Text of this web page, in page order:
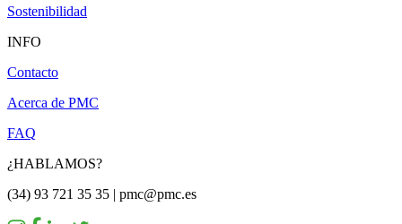
Sostenibilidad
INFO
Contacto
Acerca de PMC
FAQ
¿HABLAMOS?
(34) 93 721 35 35 | pmc@pmc.es